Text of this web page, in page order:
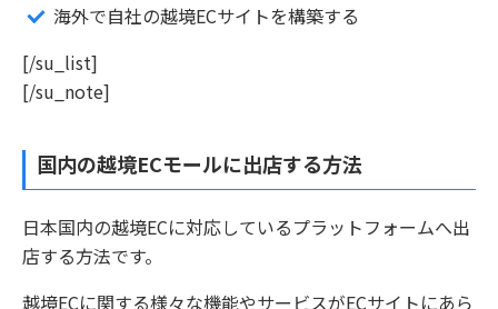
海外で自社の越境ECサイトを構築する
[/su_list]
[/su_note]
国内の越境ECモールに出店する方法
日本国内の越境ECに対応しているプラットフォームへ出
店する方法です。
越境ECに関する様々な機能やサービスがECサイトにあら